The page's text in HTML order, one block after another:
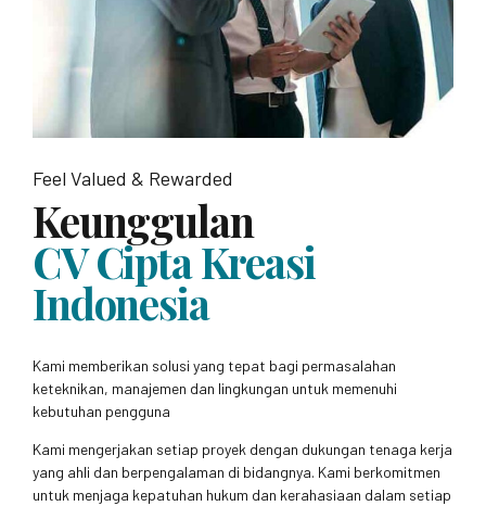
Feel Valued & Rewarded
Keunggulan
CV Cipta Kreasi
Indonesia
Kami memberikan solusi yang tepat bagi permasalahan
keteknikan, manajemen dan lingkungan untuk memenuhi
kebutuhan pengguna
Kami mengerjakan setiap proyek dengan dukungan tenaga kerja
yang ahli dan berpengalaman di bidangnya. Kami berkomitmen
untuk menjaga kepatuhan hukum dan kerahasiaan dalam setiap